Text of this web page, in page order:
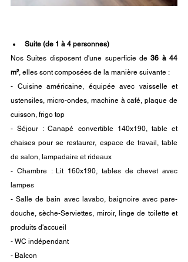
Suite (de 1 à 4 personnes)
Nos Suites disposent d'une superficie de 36 à 44
m², elles sont composées de la manière suivante :
- Cuisine américaine, équipée avec vaisselle et
ustensiles, micro-ondes, machine à café, plaque de
cuisson, frigo top
- Séjour : Canapé convertible 140x190, table et
chaises pour se restaurer, espace de travail, table
de salon, lampadaire et rideaux
- Chambre : Lit 160x190, tables de chevet avec
lampes
- Salle de bain avec lavabo, baignoire avec pare-
douche, sèche-Serviettes, miroir, linge de toilette et
produits d'accueil
- WC indépendant
- Balcon